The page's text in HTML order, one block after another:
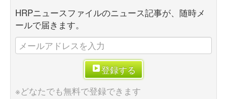
HRPニュースファイルのニュース記事が、随時メ
ールで届きます。
登録する
※どなたでも無料で登録できます